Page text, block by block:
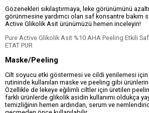
Gözenekleri sıkılaştırmaya, leke görünümünü
görünmesine yardımcı olan saf konsantre bakım
Active Glikolik Asit ürünümüzü hemen inceleyin!
Pure Active Glikolik Asit %10 AHA Peeling Etkili
ETAT PUR
Maske/Peeling
Cilt soyucu etki göstermesi ve cildi yenilemesi
rutininde kullanılan maske ve peeling gibi
Özellikle de lekeye eğilimli ciltler için üretilen
farklı ürünlerde glikolik asidin kullanımı oldukça
temizliğinin hemen ardından, serum ve